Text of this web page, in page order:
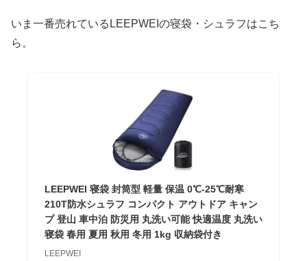
いま一番売れているLEEPWEIの寝袋・シュラフはこち
ら。
LEEPWEI 寝袋 封筒型 軽量 保温 0℃-25℃耐寒
210T防水シュラフ コンパクト アウトドア キャン
プ 登山 車中泊 防災用 丸洗い可能 快適温度 丸洗い
寝袋 春用 夏用 秋用 冬用 1kg 収納袋付き
LEEPWEI